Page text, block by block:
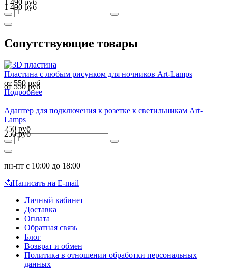
1 490 руб
Сопутствующие товары
Пластина с любым рисунком для ночников Art-Lamps
от 550 руб
от 550 руб
Подробнее
Адаптер для подключения к розетке к светильникам Art-
Lamps
250 руб
250 руб
пн-пт с 10:00 до 18:00
📩Написать на E-mail
Личный кабинет
Доставка
Оплата
Обратная связь
Блог
Возврат и обмен
Политика в отношении обработки персональных
данных